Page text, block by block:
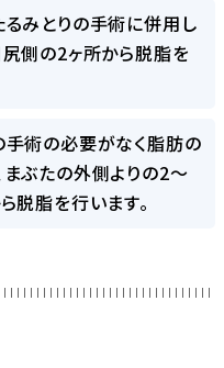
みとりの手術に併用し
側の2ヶ所から脱脂を
術の必要がなく脂肪の
ぶたの外側よりの2～
脱脂を行います。